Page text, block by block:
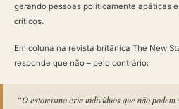
gerando pessoas politicamente apáticas
críticos.
Em coluna na revista britânica The New
responde que não – pelo contrário:
“O estoicismo cria indivíduos que não